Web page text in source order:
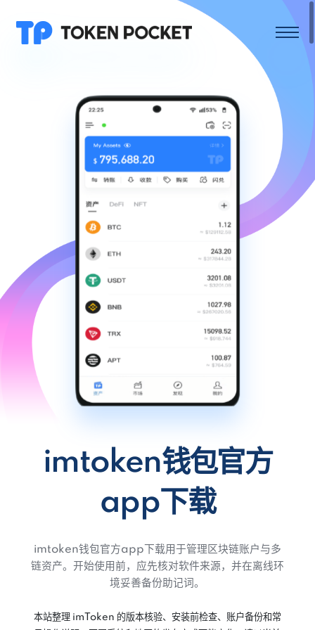
imtoken钱包官方
app下载
imtoken钱包官方app下载用于管理区块链账户与多
链资产。开始使用前，应先核对软件来源，并在离线环
境妥善备份助记词。
本站整理 imToken 的版本核验、安装前检查、账户备份和常